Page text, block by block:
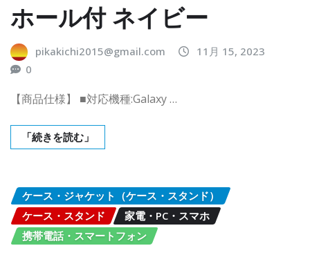
ホール付 ネイビー
pikakichi2015@gmail.com
11月 15, 2023
0
【商品仕様】 ■対応機種:Galaxy …
「続きを読む」
ケース・ジャケット（ケース・スタンド）
ケース・スタンド
家電・PC・スマホ
携帯電話・スマートフォン